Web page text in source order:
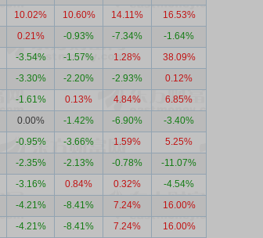
10.02% 10.60% 14.11%
16.53%
0.21% -0.93% -7.34%
-1.64%
-3.54% -1.57% 1.28%
38.09%
-3.30% -2.20% -2.93%
0.12%
-1.61% 0.13% 4.84%
6.85%
0.00% -1.42% -6.90%
-3.40%
-0.95% -3.66% 1.59%
5.25%
-2.35% -2.13% -0.78%
-11.07%
-3.16% 0.84% 0.32%
-4.54%
-4.21% -8.41% 7.24%
16.00%
-4.21% -8.41% 7.24%
16.00%